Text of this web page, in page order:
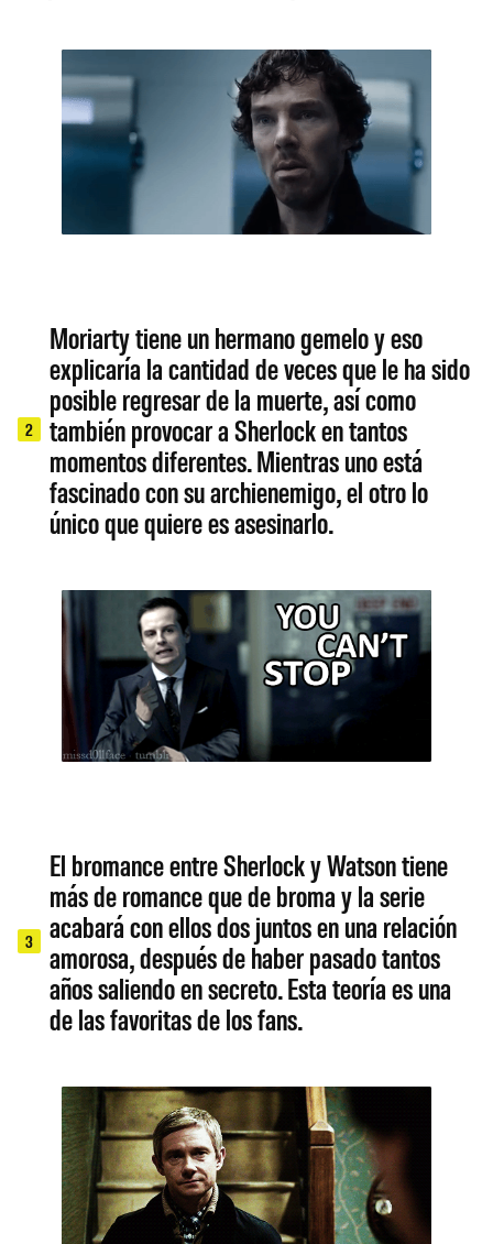
2
Moriarty tiene un hermano gemelo y eso
explicaría la cantidad de veces que le ha sido
posible regresar de la muerte, así como
también provocar a Sherlock en tantos
momentos diferentes. Mientras uno está
fascinado con su archienemigo, el otro lo
único que quiere es asesinarlo.
3
El bromance entre Sherlock y Watson tiene
más de romance que de broma y la serie
acabará con ellos dos juntos en una relación
amorosa, después de haber pasado tantos
años saliendo en secreto. Esta teoría es una
de las favoritas de los fans.